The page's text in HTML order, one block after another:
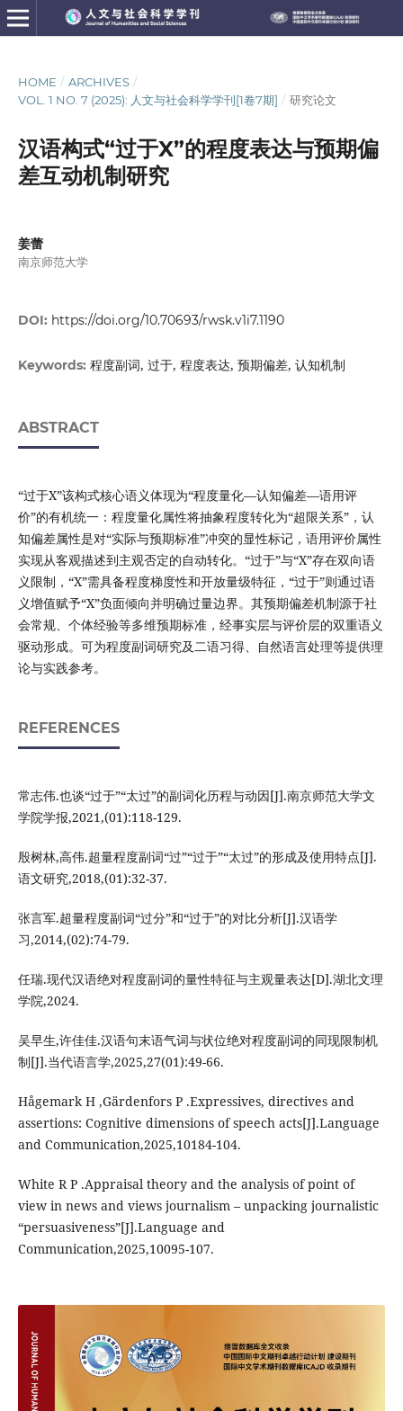
HOME / ARCHIVES /
VOL. 1 NO. 7 (2025): 人文与社会科学学刊[1卷7期] / 研究论文
汉语构式“过于X”的程度表达与预期偏
差互动机制研究
姜蕾
南京师范大学
DOI: https://doi.org/10.70693/rwsk.v1i7.1190
Keywords: 程度副词, 过于, 程度表达, 预期偏差, 认知机制
ABSTRACT
“过于X”该构式核心语义体现为“程度量化—认知偏差—语用评
价”的有机统一：程度量化属性将抽象程度转化为“超限关系”，认
知偏差属性是对“实际与预期标准”冲突的显性标记，语用评价属性
实现从客观描述到主观否定的自动转化。“过于”与“X”存在双向语
义限制，“X”需具备程度梯度性和开放量级特征，“过于”则通过语
义增值赋予“X”负面倾向并明确过量边界。其预期偏差机制源于社
会常规、个体经验等多维预期标准，经事实层与评价层的双重语义
驱动形成。可为程度副词研究及二语习得、自然语言处理等提供理
论与实践参考。
REFERENCES
常志伟.也谈“过于”“太过”的副词化历程与动因[J].南京师范大学文
学院学报,2021,(01):118-129.
殷树林,高伟.超量程度副词“过”“过于”“太过”的形成及使用特点[J].
语文研究,2018,(01):32-37.
张言军.超量程度副词“过分”和“过于”的对比分析[J].汉语学
习,2014,(02):74-79.
任瑞.现代汉语绝对程度副词的量性特征与主观量表达[D].湖北文理
学院,2024.
吴早生,许佳佳.汉语句末语气词与状位绝对程度副词的同现限制机
制[J].当代语言学,2025,27(01):49-66.
Hågemark H ,Gärdenfors P .Expressives, directives and
assertions: Cognitive dimensions of speech acts[J].Language
and Communication,2025,10184-104.
White R P .Appraisal theory and the analysis of point of
view in news and views journalism – unpacking journalistic
“persuasiveness”[J].Language and
Communication,2025,10095-107.